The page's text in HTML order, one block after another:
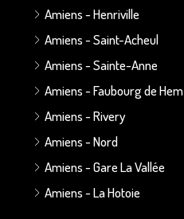
Amiens - Henriville
Amiens - Saint-Acheul
Amiens - Sainte-Anne
Amiens - Faubourg de Hem
Amiens - Rivery
Amiens - Nord
Amiens - Gare La Vallée
Amiens - La Hotoie